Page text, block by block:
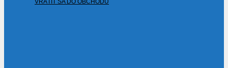
VRÁTIŤ SA DO OBCHODU